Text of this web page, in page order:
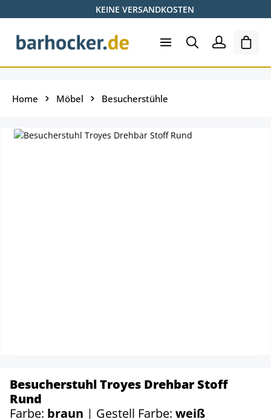
Zum Hauptinhalt springenKEINE VERSANDKOSTEN
Home Möbel Besucherstühle
Besucherstuhl Troyes Drehbar Stoff
Rund
Farbe: braun | Gestell Farbe: weiß